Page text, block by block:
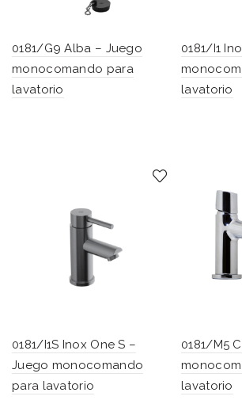
0181/G9 Alba – Juego
monocomando para
lavatorio
0181/I1
lavatorio
0181/I1S Inox One S –
Juego monocomando
para lavatorio
0181/M5
lavatorio